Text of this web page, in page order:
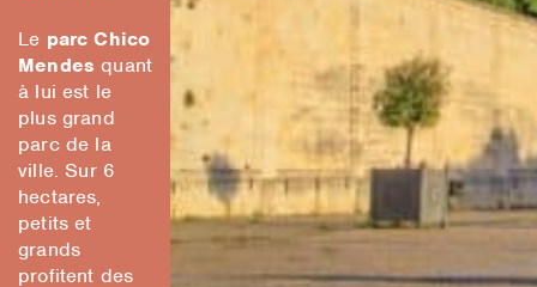
Le parc Chico
Mendes quant
à lui est le
plus grand
parc de la
ville. Sur 6
hectares,
petits et
grands
profitent des